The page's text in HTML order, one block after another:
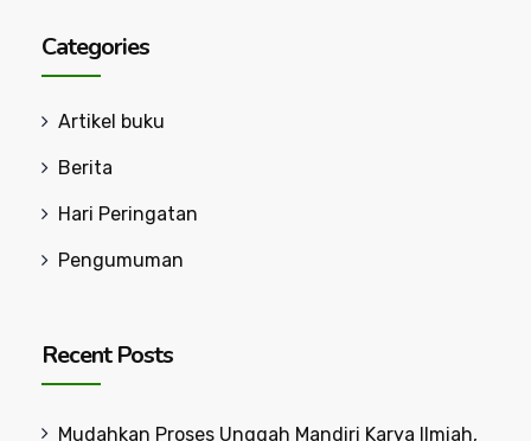
Categories
Artikel buku
Berita
Hari Peringatan
Pengumuman
Recent Posts
Mudahkan Proses Unggah Mandiri Karya Ilmiah,